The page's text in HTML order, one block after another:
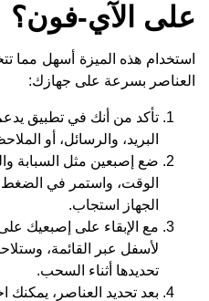
على الآي-فون؟
استخدام هذه الميزة أسهل مما
العناصر بسرعة على جهازك:
تأكد من أنك في تطبيق
البريد، والرسائل، أو
ضع إصبعين مثل
الوقت، واستمر في
الجهاز استجاب.
مع الإبقاء على إصبعيك
لأسفل عبر القائمة،
تحديدها أثناء السحب.
بعد تحديد العناصر، يمكنك